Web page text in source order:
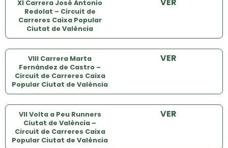
XI Carrera José Antonio
Redolat – Circuit de
Carreres Caixa Popular
Ciutat de València
VER
VIII Carrera Marta
Fernández de Castro –
Circuit de Carreres Caixa
Popular Ciutat de València
VER
VII Volta a Peu Runners
Ciutat de València –
Circuit de Carreres Caixa
Popular Ciutat de València
VER